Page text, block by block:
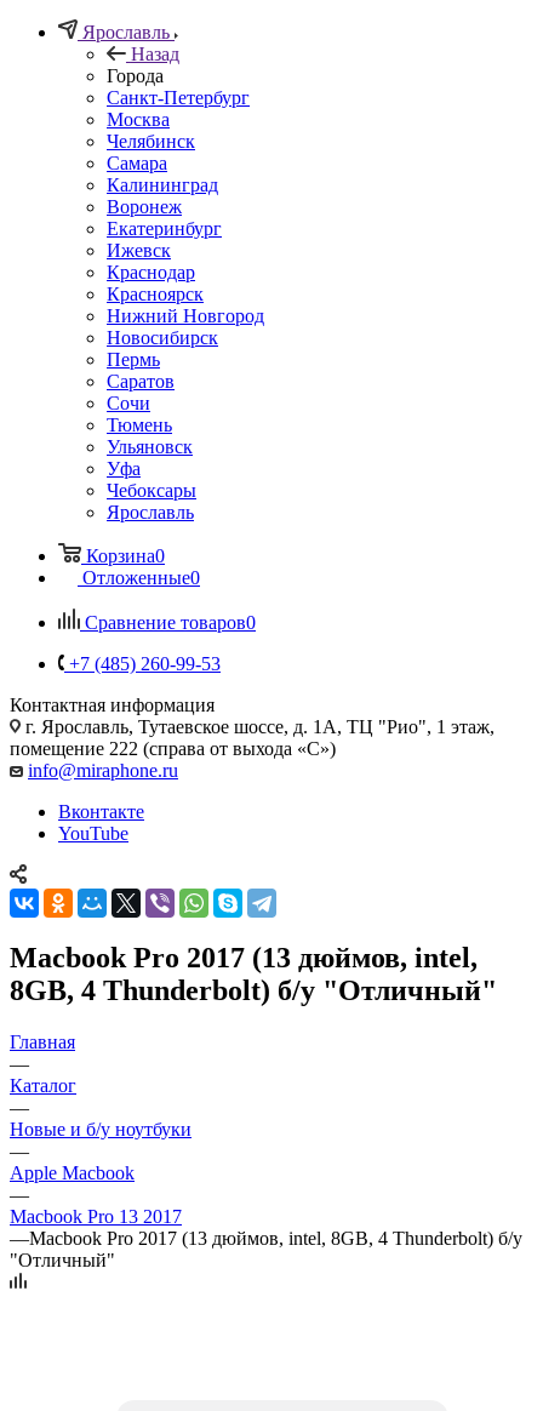
Ярославль
Назад
Города
Санкт-Петербург
Москва
Челябинск
Самара
Калининград
Воронеж
Екатеринбург
Ижевск
Краснодар
Красноярск
Нижний Новгород
Новосибирск
Пермь
Саратов
Сочи
Тюмень
Ульяновск
Уфа
Чебоксары
Ярославль
Корзина0
Отложенные0
Сравнение товаров0
+7 (485) 260-99-53
Контактная информация
г. Ярославль, Тутаевское шоссе, д. 1А, ТЦ "Рио", 1 этаж,
помещение 222 (справа от выхода «С»)
info@miraphone.ru
Вконтакте
YouTube
Macbook Pro 2017 (13 дюймов, intel,
8GB, 4 Thunderbolt) б/у "Отличный"
Главная
—
Каталог
—
Новые и б/у ноутбуки
—
Apple Macbook
—
Macbook Pro 13 2017
—Macbook Pro 2017 (13 дюймов, intel, 8GB, 4 Thunderbolt) б/у
"Отличный"